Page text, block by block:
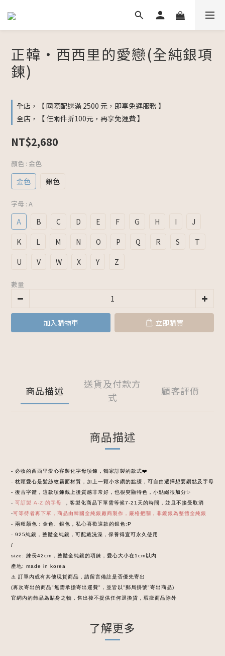
正韓・西西里的愛戀(全純銀項
鍊)
全店，【 國際配送滿 2500 元，即享免運服務 】
全店，【 任兩件折100元，再享免運費 】
NT$2,680
顏色 : 金色
金色 銀色
字母 : A
A B C D E F G H I
J
K
L M N O P Q R S
T
U
V W X Y Z
數量
加入購物車 立即購買
商品描述
送貨及付款方
式
顧客評價
商品描述
- 必收的西西里愛心客製化字母項鍊，獨家訂製的款式❤️
- 枕頭愛心是髮絲紋霧面材質，加上一顆小水鑽的點綴，可自由選擇想要鑽點及字母
- 復古字體，這款項鍊戴上後質感非常好，也很突顯特色，小點綴很加分✨
- 可訂製 A-Z 的字母
，客製化商品下單需等候7-21天的時間，並且不接受取消
-可等待者再下單，商品由韓國全純銀廠商製作，嚴格把關，非鍍銀為整體全純銀
- 兩種顏色：金色、銀色，私心喜歡這款的銀色:P
- 925純銀，整體全純銀，可配戴洗澡，保養得宜可永久使用
/
size: 練長42cm，整體全純銀的項鍊，愛心大小在1cm以內
產地: made in korea
⚠️ 訂單內或有其他現貨商品，請留言備註是否優先寄出
(再次寄出的商品"無需承擔寄出運費"，並皆以"郵局掛號"寄出商品)
官網內的飾品為貼身之物，售出後不提供任何退換貨，瑕疵商品除外
了解更多